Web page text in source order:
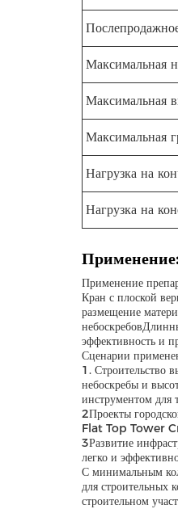
Максимальная
Максимальная
Максимальная
Нагрузка на
Нагрузка на
Применение:
Применение
Кран с плоской
размещение
эффективность и
Сценарии
1. Строительство
небоскребы и
инструментом для
2Проекты
Flat Top Tower
3Развитие
легко и
С минимальным
для строительных
строительном